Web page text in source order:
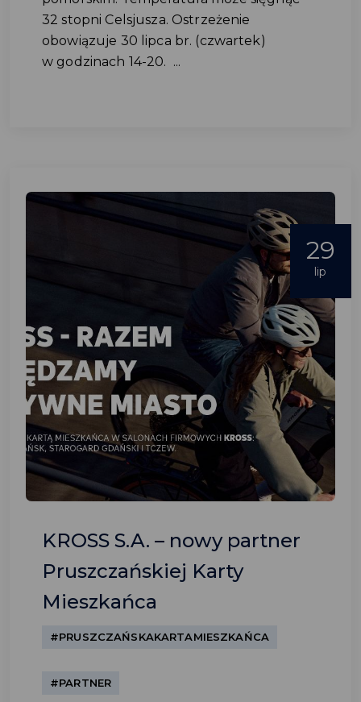
32 stopni Celsjusza. Ostrzeżenie
obowiązuje 30 lipca br. (czwartek)
w godzinach 14-20. ...
29
lip
KROSS S.A. – nowy partner
Pruszczańskiej Karty
Mieszkańca
#PRUSZCZAŃSKAKARTAMIESZKAŃCA
#PARTNER